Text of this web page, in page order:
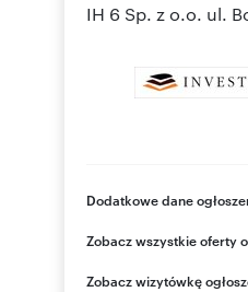
IH 6 Sp. z o.o. ul.
Dodatkowe dane
ul. Bociana 20
małopolskie
Zobacz wszystkie oferty
Zobacz wizytówkę